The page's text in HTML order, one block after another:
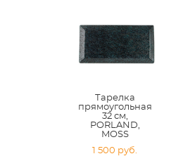
Тарелка
прямоугольная
32 см,
PORLAND,
MOSS
1 500 pуб.